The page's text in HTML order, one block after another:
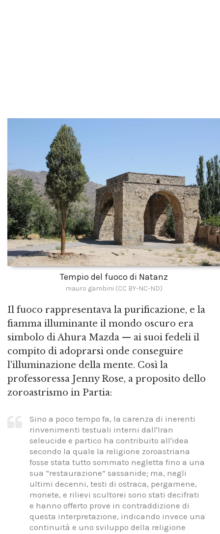
Tempio del fuoco di Natanz
mauro gambini (CC BY-NC-ND)
Il fuoco rappresentava la purificazione, e la
fiamma illuminante il mondo oscuro era
simbolo di Ahura Mazda — ai suoi fedeli il
compito di adoprarsi onde conseguire
l'illuminazione della mente. Così la
professoressa Jenny Rose, a proposito dello
zoroastrismo in Partia:
Sino a poco tempo fa, la carenza di inerenti
rinvenimenti testuali interni dall'Iran
seleucide e partico ha contribuito all'idea
secondo la quale la religione zoroastriana
fosse stata tutto sommato negletta fino a una
sua “restaurazione” sassanide; ma, negli
ultimi decenni, testi di ostraca, pergamene,
monete, e rilievi scultorei sono stati decifrati
e hanno offerto prove in contraddizione di
questa interpretazione, indicando invece una
continuità e uno sviluppo della religione